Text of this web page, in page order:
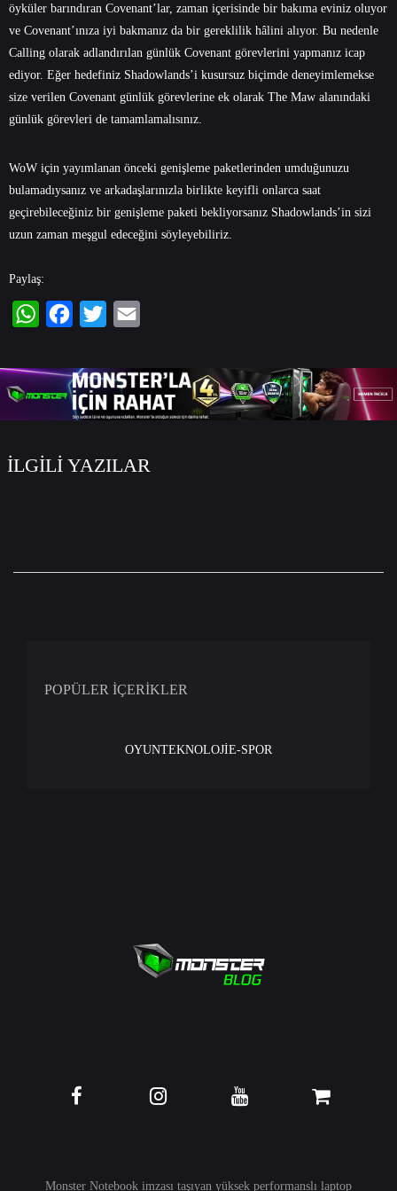
öyküler barındıran Covenant’lar, zaman içerisinde bir bakıma eviniz oluyor
ve Covenant’ınıza iyi bakmanız da bir gereklilik hâlini alıyor. Bu nedenle
Calling olarak adlandırılan günlük Covenant görevlerini yapmanız icap
ediyor. Eğer hedefiniz Shadowlands’i kusursuz biçimde deneyimlemekse
size verilen Covenant günlük görevlerine ek olarak The Maw alanındaki
günlük görevleri de tamamlamalısınız.
WoW için yayımlanan önceki genişleme paketlerinden umduğunuzu
bulamadıysanız ve arkadaşlarınızla birlikte keyifli onlarca saat
geçirebileceğiniz bir genişleme paketi bekliyorsanız Shadowlands’in sizi
uzun zaman meşgul edeceğini söyleyebiliriz.
Paylaş:
İLGİLİ YAZILAR
POPÜLER İÇERİKLER
OYUNTEKNOLOJİE-SPOR
Monster Notebook imzası taşıyan yüksek performanslı laptop